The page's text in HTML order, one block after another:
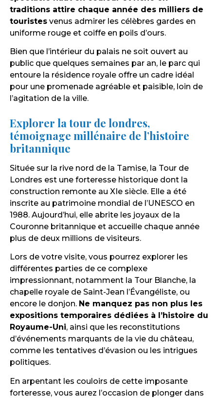
traditions attire chaque année des milliers de
touristes venus admirer les célèbres gardes en
uniforme rouge et coiffe en poils d’ours.
Bien que l’intérieur du palais ne soit ouvert au
public que quelques semaines par an, le parc qui
entoure la résidence royale offre un cadre idéal
pour une promenade agréable et paisible, loin de
l’agitation de la ville.
Explorer la tour de londres,
témoignage millénaire de l’histoire
britannique
Située sur la rive nord de la Tamise, la Tour de
Londres est une forteresse historique dont la
construction remonte au XIe siècle. Elle a été
inscrite au patrimoine mondial de l’UNESCO en
1988. Aujourd’hui, elle abrite les joyaux de la
Couronne britannique et accueille chaque année
plus de deux millions de visiteurs.
Lors de votre visite, vous pourrez explorer les
différentes parties de ce complexe
impressionnant, notamment la Tour Blanche, la
chapelle royale de Saint-Jean l’Évangéliste, ou
encore le donjon. Ne manquez pas non plus les
expositions temporaires dédiées à l’histoire du
Royaume-Uni, ainsi que les reconstitutions
d’événements marquants de la vie du château,
comme les tentatives d’évasion ou les intrigues
politiques.
En arpentant les couloirs de cette imposante
forteresse, vous aurez l’occasion de plonger dans